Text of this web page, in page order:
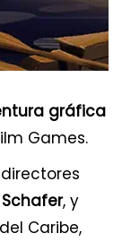
gráfica
Games.
, y
Caribe,